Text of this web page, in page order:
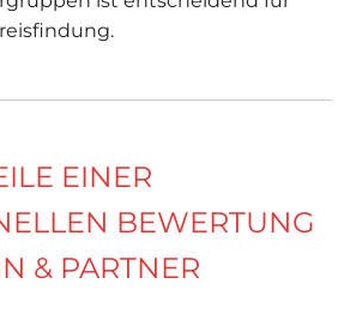
EINER
BEWERTUNG
& PARTNER